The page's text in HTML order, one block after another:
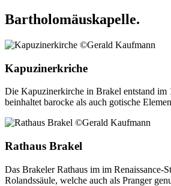
Bartholomäuskapelle.
Kapuzinerkriche
Die Kapuzinerkirche in Brakel entstand im
beinhaltet barocke als auch gotische
Rathaus Brakel
Das Brakeler Rathaus im im Renaissance-
Rolandssäule, welche auch als Pranger